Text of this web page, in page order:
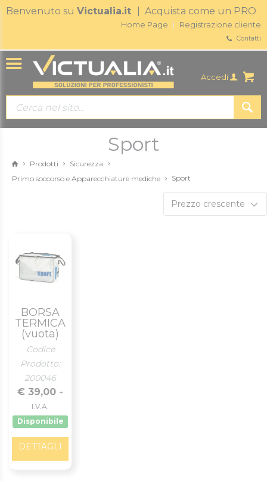
Benvenuto su Victualia.it | Acquista come un PRO
Home Page Registrazione cliente
Contatti
Accedi
Sport
Prodotti
Sicurezza
Primo soccorso e Apparecchiature mediche
Sport
Prezzo crescente
BORSA
TERMICA
(vuota)
Codice
Prodotto:
200046
€ 39,00 +
I.V.A.
Disponibile
DETTAGLI